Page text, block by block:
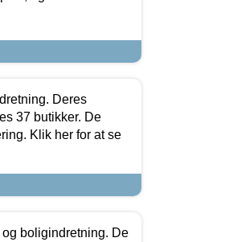
Deres
37 butikker. De
Klik her for at se
boligindretning. De